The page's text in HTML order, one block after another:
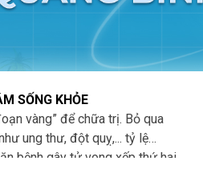
SỐNG KHỎE
vàng” để chữa trị. Bỏ qua
ung thư, đột quỵ,... tỷ lệ
bệnh gây tử vong xếp thứ hai
hướng trẻ hoá ở thế giới nói